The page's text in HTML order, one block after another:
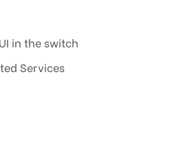
in the switch
Services